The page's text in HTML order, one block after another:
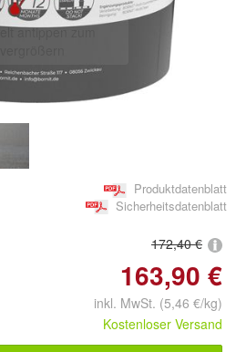
antippen zum
Produktdatenblatt
Sicherheitsdatenblatt
172,40 €
163,90 €
inkl. MwSt. (5,46 €/kg)
Kostenloser Versand